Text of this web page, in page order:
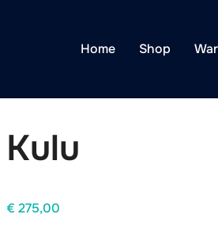
Home Shop
Kulu
€275,00